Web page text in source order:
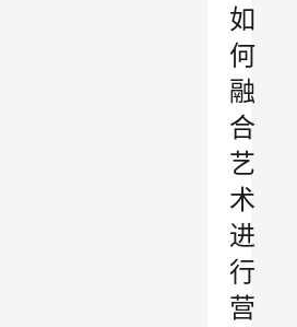
如
何
融
合
艺
术
进
行
营